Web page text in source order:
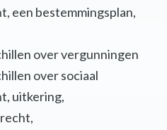
een bestemmingsplan,
over vergunningen
over sociaal
uitkering,